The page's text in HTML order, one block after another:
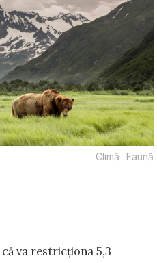
Climă Faună
va restricționa 5,3